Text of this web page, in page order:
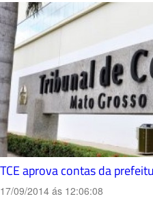
TCE aprova contas da
17/09/2014 ás 12:06:08